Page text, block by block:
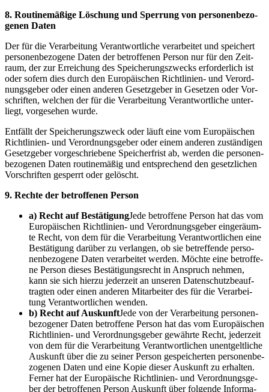
8. Rou­ti­ne­mä­ßi­ge Löschung und Sper­rung von per­so­nen­be­zo­
ge­nen Daten
Der für die Ver­ar­bei­tung Ver­ant­wort­li­che ver­ar­bei­tet und spei­chert
per­so­nen­be­zo­ge­ne Daten der betrof­fe­nen Per­son nur für den Zeit­
raum, der zur Errei­chung des Spei­che­rungs­zwecks erfor­der­lich ist
oder sofern dies durch den Euro­päi­schen Richt­li­ni­en- und Ver­ord­
nungs­ge­ber oder einen ande­ren Gesetz­ge­ber in Geset­zen oder Vor­
schrif­ten, wel­chen der für die Ver­ar­bei­tung Ver­ant­wort­li­che unter­
liegt, vor­ge­se­hen wurde.
Ent­fällt der Spei­che­rungs­zweck oder läuft eine vom Euro­päi­schen
Richt­li­ni­en- und Ver­ord­nungs­ge­ber oder einem ande­ren zustän­di­gen
Gesetz­ge­ber vor­ge­schrie­be­ne Spei­cher­frist ab, wer­den die per­so­nen­
be­zo­ge­nen Daten rou­ti­ne­mä­ßig und ent­spre­chend den gesetz­li­chen
Vor­schrif­ten gesperrt oder gelöscht.
9. Rech­te der betrof­fe­nen Person
a) Recht auf Bestä­ti­gungJede betrof­fe­ne Per­son hat das vom
Euro­päi­schen Richt­li­ni­en- und Ver­ord­nungs­ge­ber ein­ge­räum­
te Recht, von dem für die Ver­ar­bei­tung Ver­ant­wort­li­chen eine
Bestä­ti­gung dar­über zu ver­lan­gen, ob sie betref­fen­de per­so­
nen­be­zo­ge­ne Daten ver­ar­bei­tet wer­den. Möch­te eine betrof­fe­
ne Per­son die­ses Bestä­ti­gungs­recht in Anspruch neh­men,
kann sie sich hier­zu jeder­zeit an unse­ren Daten­schutz­be­auf­
trag­ten oder einen ande­ren Mit­ar­bei­ter des für die Ver­ar­bei­
tung Ver­ant­wort­li­chen wenden.
b) Recht auf Aus­kunftJede von der Ver­ar­bei­tung per­so­nen­
be­zo­ge­ner Daten betrof­fe­ne Per­son hat das vom Euro­päi­schen
Richt­li­ni­en- und Ver­ord­nungs­ge­ber gewähr­te Recht, jeder­zeit
von dem für die Ver­ar­bei­tung Ver­ant­wort­li­chen unent­gelt­li­che
Aus­kunft über die zu sei­ner Per­son gespei­cher­ten per­so­nen­be­
zo­ge­nen Daten und eine Kopie die­ser Aus­kunft zu erhal­ten.
Fer­ner hat der Euro­päi­sche Richt­li­ni­en- und Ver­ord­nungs­ge­
ber der betrof­fe­nen Per­son Aus­kunft über fol­gen­de Infor­ma­